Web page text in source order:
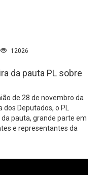
12026
da pauta PL sobre
de 28 de novembro da
Deputados, o PL
pauta, grande parte em
e representantes da